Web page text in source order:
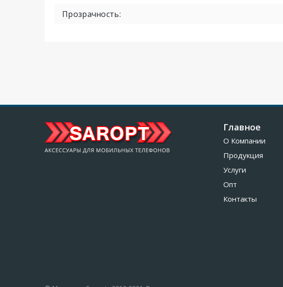
Прозрачность:
Главное
О Компании
Продукция
Услуги
Опт
Контакты